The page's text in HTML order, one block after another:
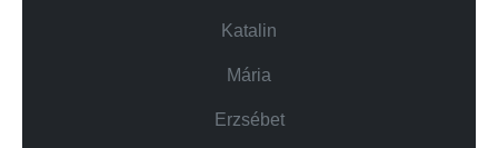
Katalin
Mária
Erzsébet